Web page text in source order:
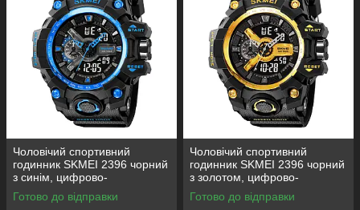
Чоловічий спортивний
годинник SKMEI 2396 чорний
з синім, цифрово-
аналоговий, водозахист 5
ATM
Готово до відправки
Чоловічий спортивний
годинник SKMEI 2396 чорний
з золотом, цифрово-
аналоговий, водозахист 5
ATM
Готово до відправки